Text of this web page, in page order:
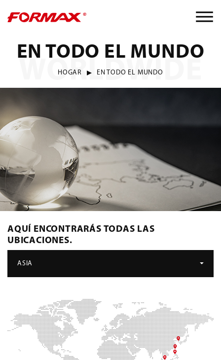
EN TODO EL MUNDO
HOGAR EN TODO EL MUNDO
WORLDWIDE
AQUÍ ENCONTRARÁS TODAS LAS
UBICACIONES.
ASIA